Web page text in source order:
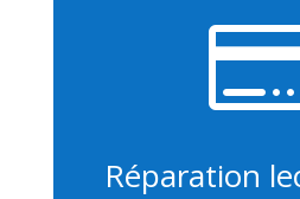
Réparation